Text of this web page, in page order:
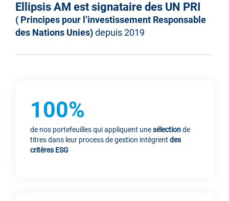
Ellipsis AM est signataire des UN PRI
( Principes pour l’investissement Responsable
des Nations Unies)depuis 2019
100%
de nos portefeuilles qui appliquent unesélectionde
titres dans leur process de gestion intègrent des
critères ESG